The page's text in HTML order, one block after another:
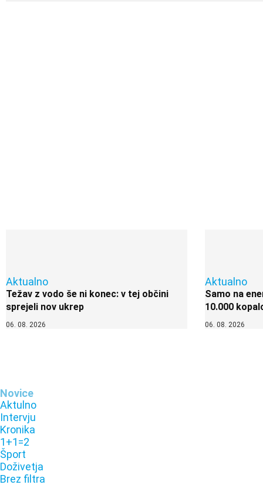
Aktualno
Težav z vodo še ni konec: v tej občini
sprejeli nov ukrep
06. 08. 2026
Aktualno
Samo na
10.000
06. 08. 2026
Novice
Aktulno
Intervju
Kronika
1+1=2
Šport
Doživetja
Brez filtra